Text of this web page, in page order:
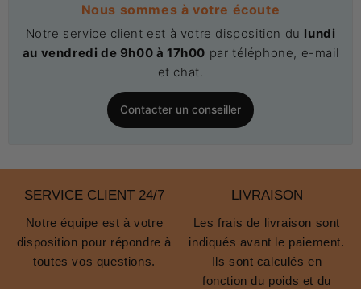
Nous sommes à votre écoute
Notre service client est à votre disposition du lundi
au vendredi de 9h00 à 17h00 par téléphone, e-mail
et chat.
Contacter un conseiller
SERVICE CLIENT 24/7
Notre équipe est à votre
disposition pour répondre à
toutes vos questions.
LIVRAISON
Les frais de livraison sont
indiqués avant le paiement.
Ils sont calculés en
fonction du poids et du